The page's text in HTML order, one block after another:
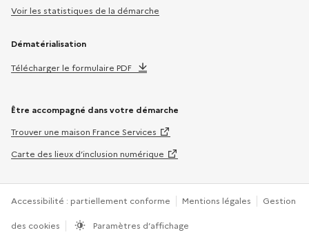
Voir les statistiques de la démarche
Dématérialisation
Télécharger le formulaire PDF
Être accompagné dans votre démarche
Trouver une maison France Services
Carte des lieux d’inclusion numérique
Accessibilité : partiellement conforme Mentions légales Gestion
des cookies Paramètres d’affichage